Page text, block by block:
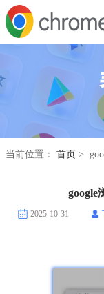
当前位置： 首页 >
google
2025-10-31